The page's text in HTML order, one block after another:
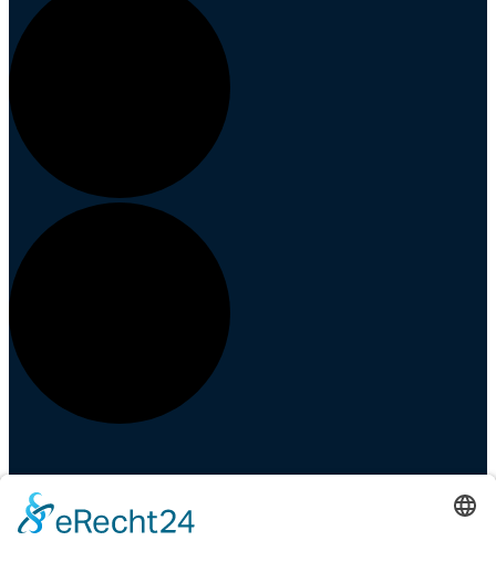
Veranstaltungen